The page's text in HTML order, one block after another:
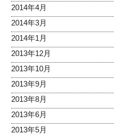
2014年4月
2014年3月
2014年1月
2013年12月
2013年10月
2013年9月
2013年8月
2013年6月
2013年5月